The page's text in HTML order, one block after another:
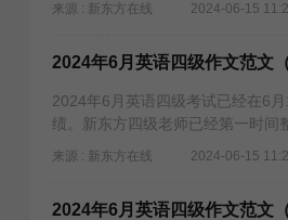
来源 : 新东方在线 2024-06-15
2024年6月英语四级作文范文
2024年6月英语四级考试已经在6
绩。新东方四级老师已经第一时间
来源 : 新东方在线 2024-06-15
2024年6月英语四级作文范文